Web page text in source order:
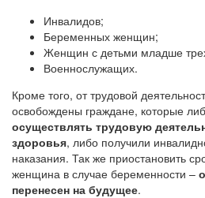
Инвалидов;
Беременных женщин;
Женщин с детьми младше
Военнослужащих.
Кроме того, от трудовой
освобождены граждане, которые
осуществлять трудовую
здоровья, либо получили
наказания. Так же приостановить
женщина в случае беременности –
перенесен на будущее.